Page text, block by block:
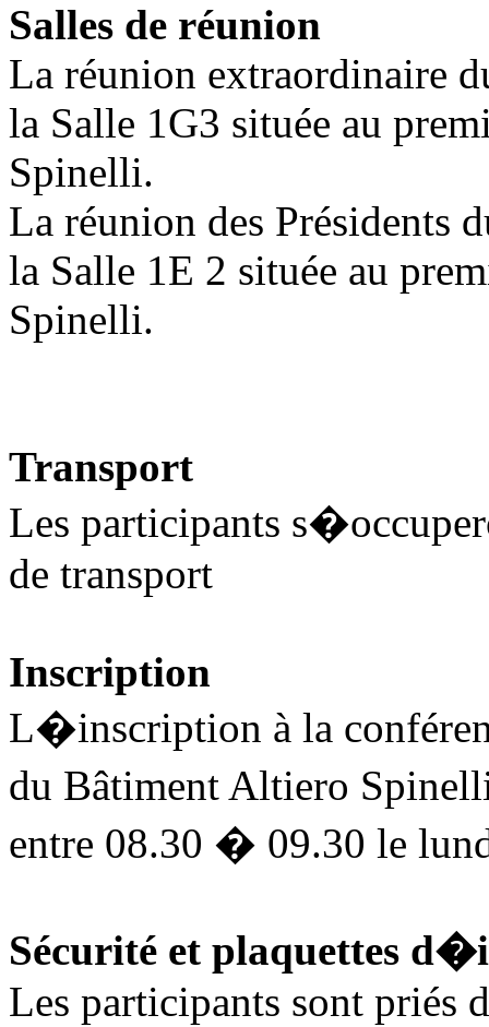
Salles de réunion
La réunion extraordinaire
la Salle 1G3 située au
Spinelli.
La réunion des Présidents
la Salle 1E 2 située au
Spinelli.
Transport
Les participants
de transport
Inscription
L�inscription à la
du Bâtiment Altiero
entre 08.30 � 09.30 le
Sécurité et plaquettes
Les participants sont priés